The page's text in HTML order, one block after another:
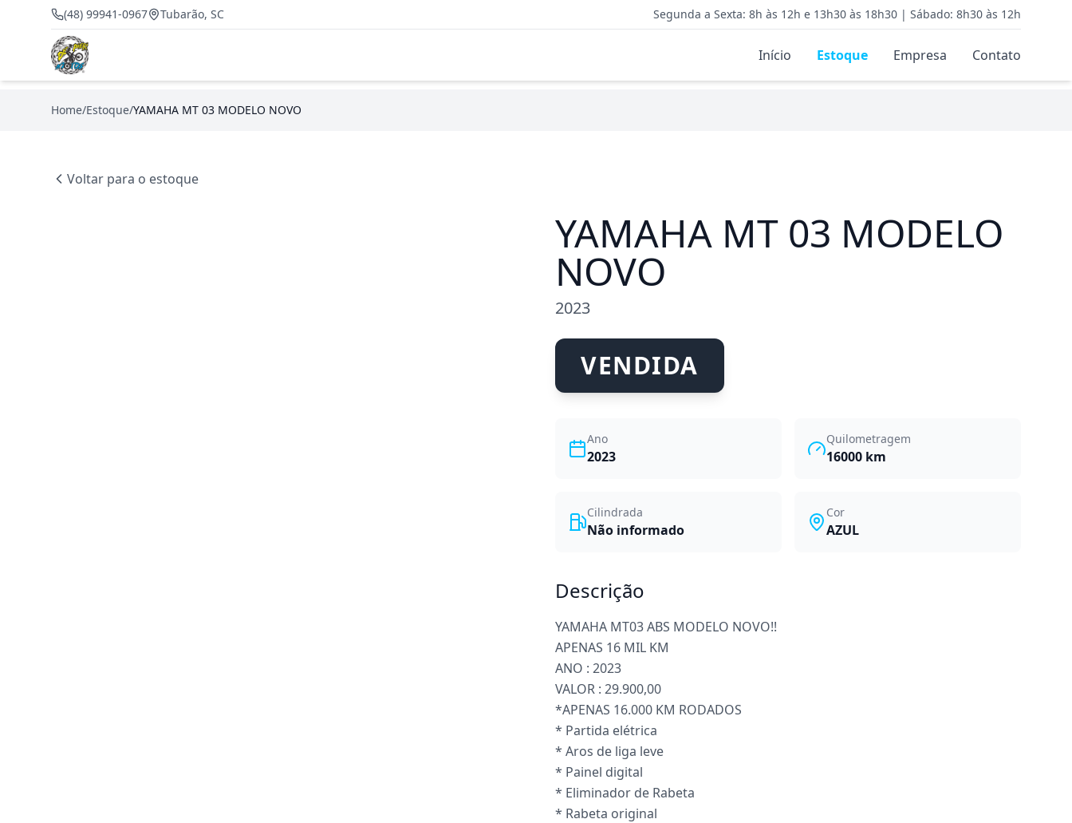
(48) 99941-0967 Tubarão, SC Segunda a Sexta: 8h às 12h e 13h30 às 18h30 | Sábado: 8h30 às 12h
Início Estoque Empresa Contato
Home/Estoque/YAMAHA MT 03 MODELO NOVO
Voltar para o estoque
YAMAHA MT 03 MODELO
NOVO
2023
VENDIDA
Ano
2023
Quilometragem
16000 km
Cilindrada
Não informado
Cor
AZUL
Descrição
YAMAHA MT03 ABS MODELO NOVO!!
APENAS 16 MIL KM
ANO : 2023
VALOR : 29.900,00
*APENAS 16.000 KM RODADOS
* Partida elétrica
* Aros de liga leve
* Painel digital
* Eliminador de Rabeta
* Rabeta original